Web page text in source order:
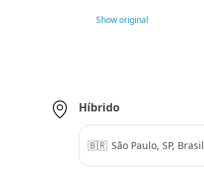
Show original
Híbrido
🇧🇷 São Paulo, SP, Brasil